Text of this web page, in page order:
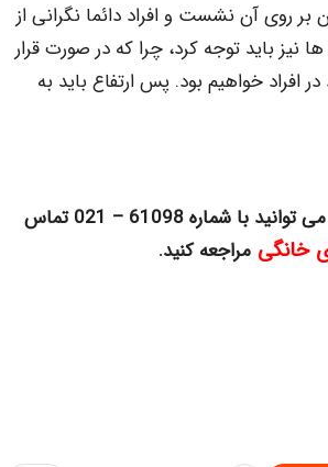
بر روی آن نشست و افراد دائما نگرانی از
نیز باید توجه کرد، چرا که در صورت قرار
افراد خواهیم بود. پس ارتفاع باید به
می توانید با شماره 61098 – 021 تماس
خانگی مراجعه کنید.